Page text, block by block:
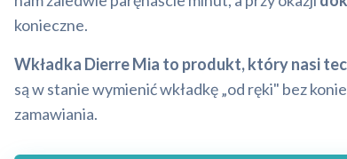
konieczne.
Wkładka Dierre Mia to produkt, który nasi
są w stanie wymienić wkładkę „od ręki" bez
zamawiania.